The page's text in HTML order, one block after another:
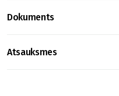
Dokuments
Atsauksmes